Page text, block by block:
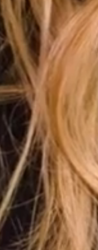
WhatsApp Asesoría SEO
🌐 Agencia
Servicios de
🚀
📍 SEO Local &
💻
Diseño Web
📊
Pauta